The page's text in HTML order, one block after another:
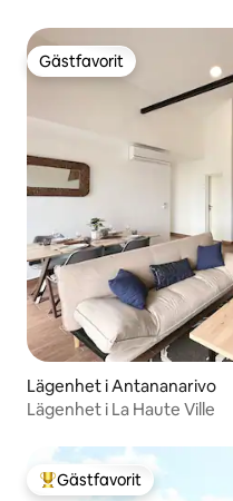
Gästfavorit
Gästfavorit
Lägenhet i Antananarivo
Lägenhet i La Haute Ville
Populär gästfavorit
Gästfavorit